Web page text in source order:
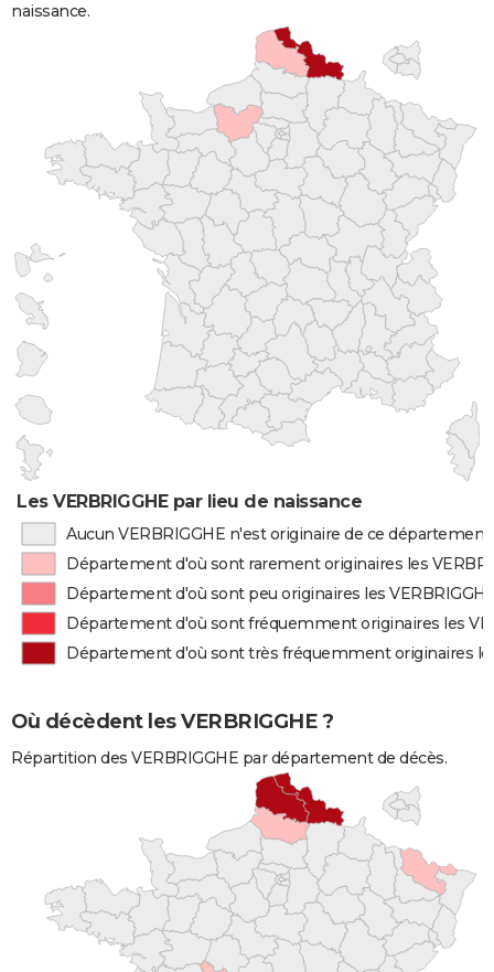
naissance.
Les VERBRIGGHE par lieu de naissance
Aucun VERBRIGGHE n'est originaire de ce département
Département d'où sont rarement originaires les
Département d'où sont peu originaires les
Département d'où sont fréquemment originaires les
Département d'où sont très fréquemment originaires
Où décèdent les VERBRIGGHE ?
Répartition des VERBRIGGHE par département de décès.